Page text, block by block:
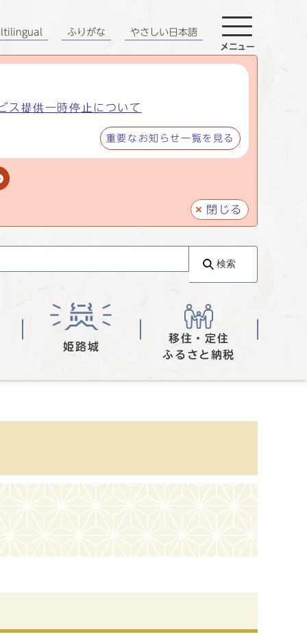
ス提供一時停止について
重要なお知らせ一覧を見る
閉じる
ふりがな やさしい日本語
メニュー
検索
姫路城
移住・定住
ふるさと納税